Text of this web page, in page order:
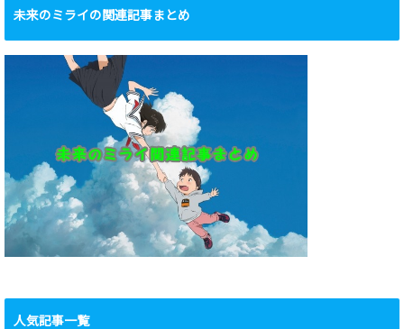
未来のミライの関連記事まとめ
人気記事一覧